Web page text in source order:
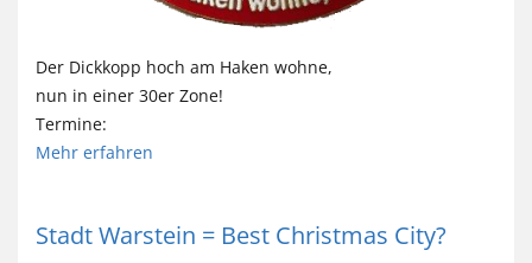
Der Dickkopp hoch am Haken wohne,
nun in einer 30er Zone!
Termine:
Mehr erfahren
Stadt Warstein = Best Christmas City?